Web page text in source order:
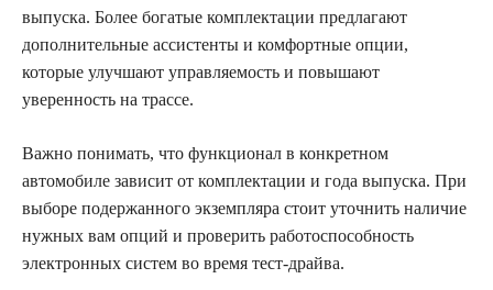
выпуска. Более богатые комплектации предлагают
дополнительные ассистенты и комфортные опции,
которые улучшают управляемость и повышают
уверенность на трассе.
Важно понимать, что функционал в конкретном
автомобиле зависит от комплектации и года выпуска. При
выборе подержанного экземпляра стоит уточнить наличие
нужных вам опций и проверить работоспособность
электронных систем во время тест-драйва.